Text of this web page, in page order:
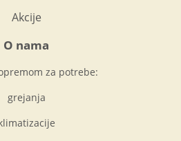
Akcije
O nama
za potrebe:
grejanja